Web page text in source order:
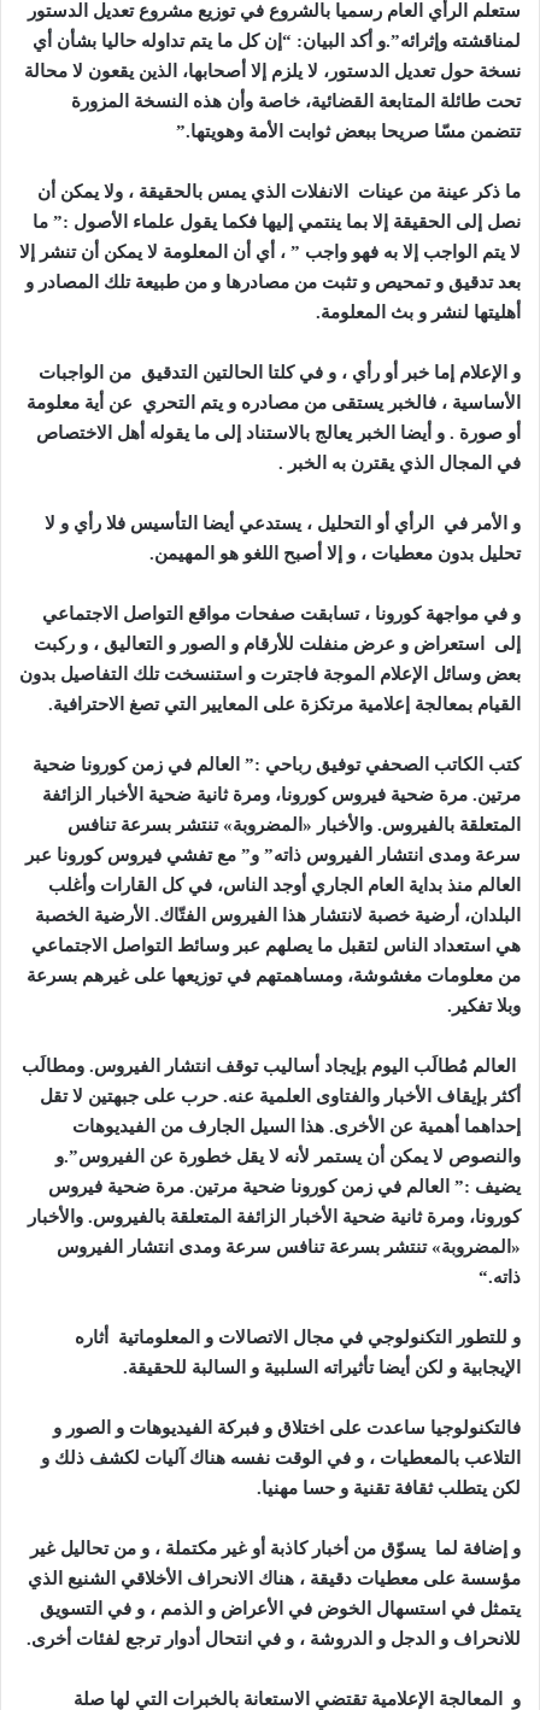
ستعلم الرأي العام رسميا بالشروع في توزيع مشروع تعديل الدستور
لمناقشته وإثرائه”.و أكد البيان: “إن كل ما يتم تداوله حاليا بشأن أي
نسخة حول تعديل الدستور، لا يلزم إلا أصحابها، الذين يقعون لا محالة
تحت طائلة المتابعة القضائية، خاصة وأن هذه النسخة المزورة
تتضمن مسّا صريحا ببعض ثوابت الأمة وهويتها”.
ما ذكر عينة من عينات الانفلات الذي يمس بالحقيقة ، ولا يمكن أن
نصل إلى الحقيقة إلا بما ينتمي إليها فكما يقول علماء الأصول :” ما
لا يتم الواجب إلا به فهو واجب ” ، أي أن المعلومة لا يمكن أن تنشر إلا
بعد تدقيق و تمحيص و تثبت من مصادرها و من طبيعة تلك المصادر و
أهليتها لنشر و بث المعلومة.
و الإعلام إما خبر أو رأي ، و في كلتا الحالتين التدقيق من الواجبات
الأساسية ، فالخبر يستقى من مصادره و يتم التحري عن أية معلومة
أو صورة . و أيضا الخبر يعالج بالاستناد إلى ما يقوله أهل الاختصاص
في المجال الذي يقترن به الخبر .
و الأمر في الرأي أو التحليل ، يستدعي أيضا التأسيس فلا رأي و لا
تحليل بدون معطيات ، و إلا أصبح اللغو هو المهيمن.
و في مواجهة كورونا ، تسابقت صفحات مواقع التواصل الاجتماعي
إلى استعراض و عرض منفلت للأرقام و الصور و التعاليق ، و ركبت
بعض وسائل الإعلام الموجة فاجترت و استنسخت تلك التفاصيل بدون
القيام بمعالجة إعلامية مرتكزة على المعايير التي تصغ الاحترافية.
كتب الكاتب الصحفي توفيق رباحي :” العالم في زمن كورونا ضحية
مرتين. مرة ضحية فيروس كورونا، ومرة ثانية ضحية الأخبار الزائفة
المتعلقة بالفيروس. والأخبار «المضروبة» تنتشر بسرعة تنافس
سرعة ومدى انتشار الفيروس ذاته” و” مع تفشي فيروس كورونا عبر
العالم منذ بداية العام الجاري أوجد الناس، في كل القارات وأغلب
البلدان، أرضية خصبة لانتشار هذا الفيروس الفتّاك. الأرضية الخصبة
هي استعداد الناس لتقبل ما يصلهم عبر وسائط التواصل الاجتماعي
من معلومات مغشوشة، ومساهمتهم في توزيعها على غيرهم بسرعة
وبلا تفكير .
العالم مُطالَب اليوم بإيجاد أساليب توقف انتشار الفيروس. ومطالَب
أكثر بإيقاف الأخبار والفتاوى العلمية عنه. حرب على جبهتين لا تقل
إحداهما أهمية عن الأخرى. هذا السيل الجارف من الفيديوهات
والنصوص لا يمكن أن يستمر لأنه لا يقل خطورة عن الفيروس”.و
يضيف :” العالم في زمن كورونا ضحية مرتين. مرة ضحية فيروس
كورونا، ومرة ثانية ضحية الأخبار الزائفة المتعلقة بالفيروس. والأخبار
«المضروبة» تنتشر بسرعة تنافس سرعة ومدى انتشار الفيروس
ذاته“.
و للتطور التكنولوجي في مجال الاتصالات و المعلوماتية أثاره
الإيجابية و لكن أيضا تأثيراته السلبية و السالبة للحقيقة.
فالتكنولوجيا ساعدت على اختلاق و فبركة الفيديوهات و الصور و
التلاعب بالمعطيات ، و في الوقت نفسه هناك آليات لكشف ذلك و
لكن يتطلب ثقافة تقنية و حسا مهنيا.
و إضافة لما يسوّق من أخبار كاذبة أو غير مكتملة ، و من تحاليل غير
مؤسسة على معطيات دقيقة ، هناك الانحراف الأخلاقي الشنيع الذي
يتمثل في استسهال الخوض في الأعراض و الذمم ، و في التسويق
للانحراف و الدجل و الدروشة ، و في انتحال أدوار ترجع لفئات أخرى.
و المعالجة الإعلامية تقتضي الاستعانة بالخبرات التي لها صلة